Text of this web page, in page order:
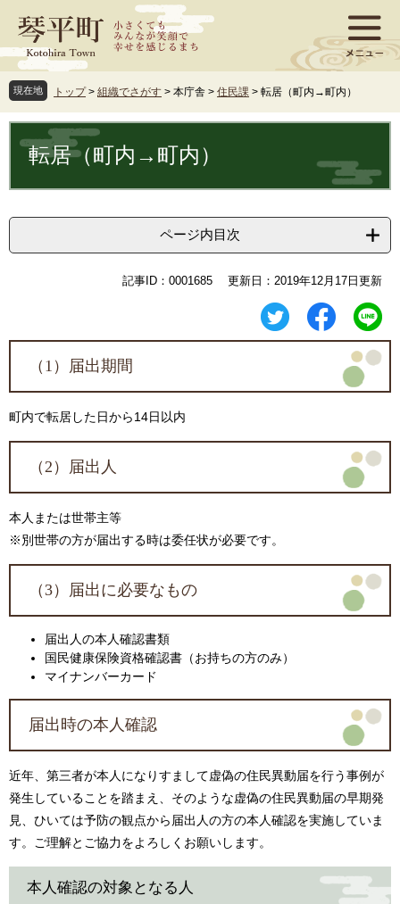
ジ
先
頭
で
ュ
を
飛
ば
へ
現在地 トップ > 組織でさがす > 本庁舎 > 住民課 > 転居（町内→町内）
文 転居（町内→町内）
ページ内目次
記事ID：0001685 更新日：2019年12月17日更新
（1）届出期間
町内で転居した日から14日以内
（2）届出人
本人または世帯主等
※別世帯の方が届出する時は委任状が必要です。
（3）届出に必要なもの
届出人の本人確認書類
国民健康保険資格確認書（お持ちの方のみ）
マイナンバーカード
届出時の本人確認
近年、第三者が本人になりすまして虚偽の住民異動届を行う事例が
発生していることを踏まえ、そのような虚偽の住民異動届の早期発
見、ひいては予防の観点から届出人の方の本人確認を実施していま
す。ご理解とご協力をよろしくお願いします。
本人確認の対象となる人